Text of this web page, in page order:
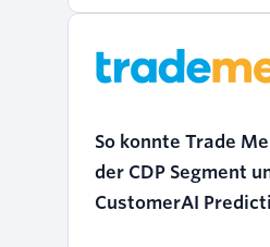
geschaffen, bei
Datenschutz im
Vordergrund steht
So konnte Trade
der CDP Segment
CustomerAI